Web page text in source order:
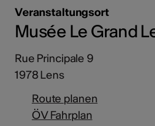
Veranstaltungsort
Musée Le Grand
Rue Principale 9
1978 Lens
Route planen
ÖV Fahrplan